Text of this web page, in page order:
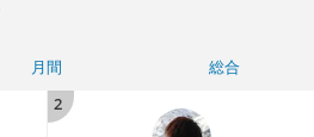
月間
総合
2